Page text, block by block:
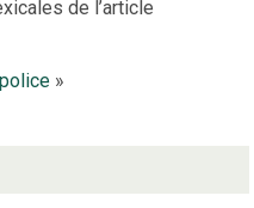
de l’article
»